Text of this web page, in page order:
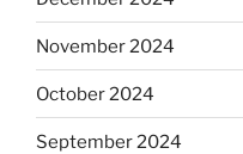
November 2024
October 2024
September 2024